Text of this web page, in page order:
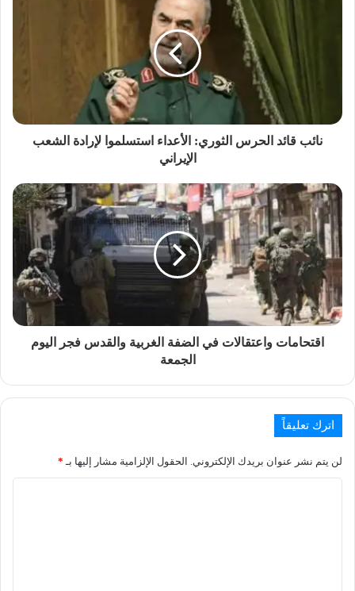
نائب قائد الحرس الثوري: الأعداء استسلموا لإرادة الشعب
الإيراني
اقتحامات واعتقالات في الضفة الغربية والقدس فجر اليوم
الجمعة
اترك تعليقاً
لن يتم نشر عنوان بريدك الإلكتروني. الحقول الإلزامية مشار إليها بـ *